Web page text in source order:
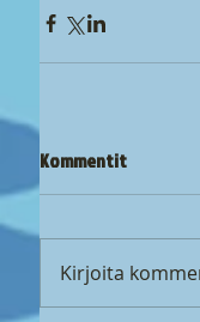
Kommentit
Kirjoita